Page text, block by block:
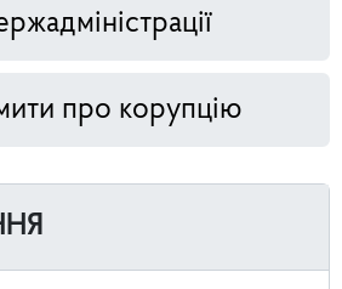
про корупцію